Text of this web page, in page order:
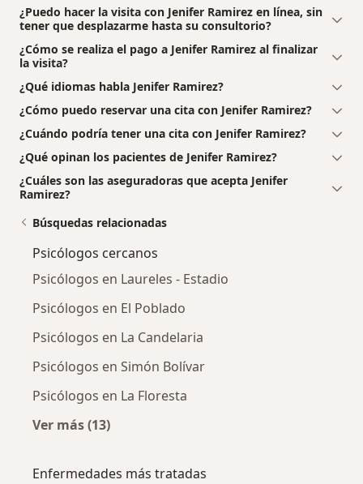
¿Puedo hacer la visita con Jenifer Ramirez en línea, sin
tener que desplazarme hasta su consultorio?
¿Cómo se realiza el pago a Jenifer Ramirez al finalizar
la visita?
¿Qué idiomas habla Jenifer Ramirez?
¿Cómo puedo reservar una cita con Jenifer Ramirez?
¿Cuándo podría tener una cita con Jenifer Ramirez?
¿Qué opinan los pacientes de Jenifer Ramirez?
¿Cuáles son las aseguradoras que acepta Jenifer
Ramirez?
Búsquedas relacionadas
Psicólogos cercanos
Psicólogos en Laureles - Estadio
Psicólogos en El Poblado
Psicólogos en La Candelaria
Psicólogos en Simón Bolívar
Psicólogos en La Floresta
Ver más (13)
Enfermedades más tratadas